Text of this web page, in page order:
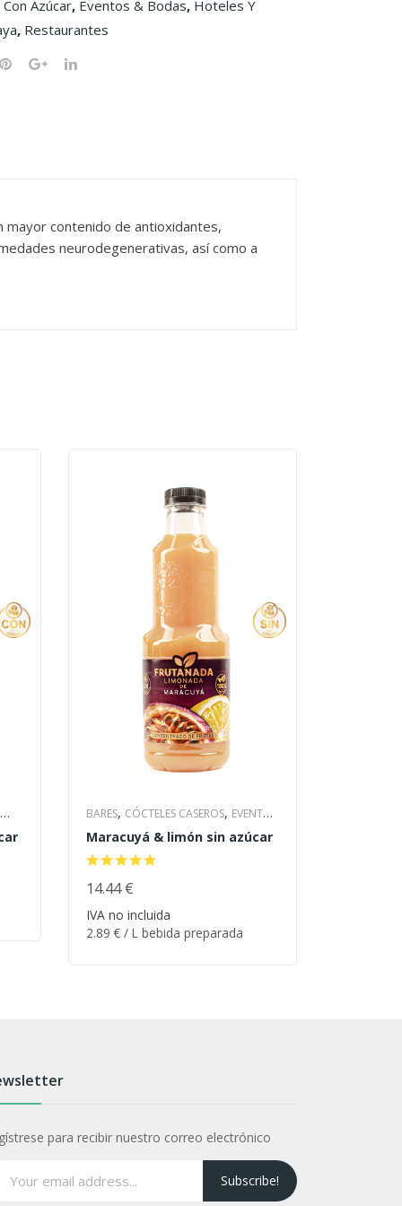
Con Azúcar, Eventos & Bodas, Hoteles Y
, Restaurantes
mayor contenido de antioxidantes,
neurodegenerativas, así como a
BARES, CÓCTELES CASEROS, EVENTOS
& BODAS,HOTELES Y CATERING,
LIMONADA CASERA
RESTAURANTES
Maracuyá & limón sin azúcar
14.44€
IVA no incluida
2.89€ / L bebida preparada
2.89€/ L bebida preparada
ORDENAR
para recibir nuestro correo electrónico
Subscribe!